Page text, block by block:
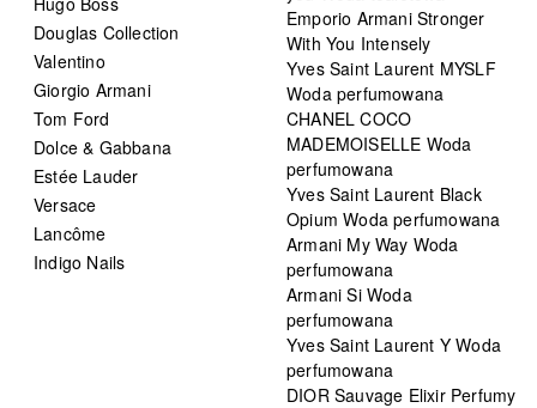
Douglas Collection
Valentino
Giorgio Armani
Tom Ford
Dolce & Gabbana
Estée Lauder
Versace
Lancôme
Indigo Nails
Emporio Armani Stronger
With You Intensely
Yves Saint Laurent MYSLF
Woda perfumowana
CHANEL COCO
MADEMOISELLE Woda
perfumowana
Yves Saint Laurent Black
Opium Woda perfumowana
Armani My Way Woda
perfumowana
Armani Si Woda
perfumowana
Yves Saint Laurent Y Woda
perfumowana
DIOR Sauvage Elixir Perfumy